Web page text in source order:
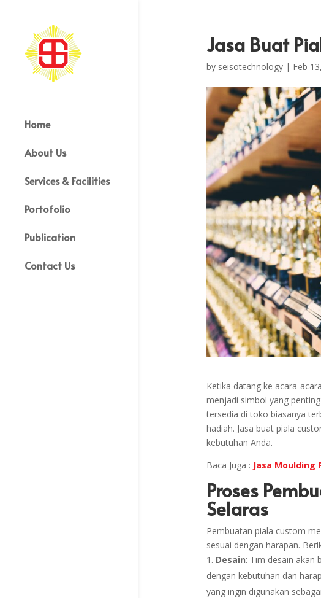
Home
About Us
Services & Facilities
Portofolio
Publication
Contact Us
Jasa Buat
by seisotechnology| Feb
Ketika datang ke acara-
menjadi simbol yang
tersedia di toko biasanya
hadiah. Jasa buat piala
kebutuhan Anda.
Baca Juga : Jasa
Proses
Selaras
Pembuatan piala custom
sesuai dengan harapan.
Desain: Tim desain akan
dengan kebutuhan dan
yang ingin digunakan